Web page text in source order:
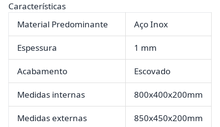
Características
Material Predominante
Aço Inox
Espessura 1 mm
Acabamento Escovado
Medidas internas 800x400x200mm
Medidas externas 850x450x200mm